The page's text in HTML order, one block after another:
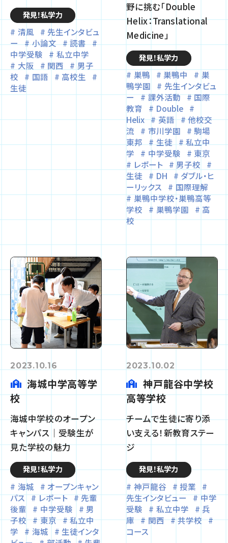
発見！私学力
清風
先生インタビュ
ー
小論文
読書
中学受験
私立中学
大阪
関西
男子
校
国語
高校生
生徒
野に挑む「Double
Helix：Translational
Medicine」
発見！私学力
巣鴨 巣鴨中
巣
鴨学園
先生インタビュ
ー
課外活動
国際
教育
Double
Helix
英語
他校交
流
市川学園
駒場
東邦
生徒
私立中
学
中学受験
東京
レポート
男子校
生徒
DH
ダブル・ヒ
ーリックス
国際理解
巣鴨中学校・巣鴨高等
学校
巣鴨学園
高
校
2023.10.16
海城中学高等学
校
海城中学校のオープン
キャンパス｜受験生が
見た学校の魅力
発見！私学力
海城
オープンキャン
パス
レポート
先輩
後輩
中学受験
男
子校
東京
私立中
学
海城
生徒インタ
2023.10.02
神戸龍谷中学校
高等学校
チームで生徒に寄り添
い支える！新教育ステー
ジ
発見！私学力
神戸龍谷
授業
先生インタビュー
中学
受験
私立中学
兵
庫
関西
共学校
コース